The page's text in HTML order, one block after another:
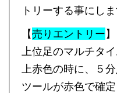
トリーする事にしま
【売りエントリー】
上位足のマルチタ
上赤色の時に、５
ツールが赤色で確